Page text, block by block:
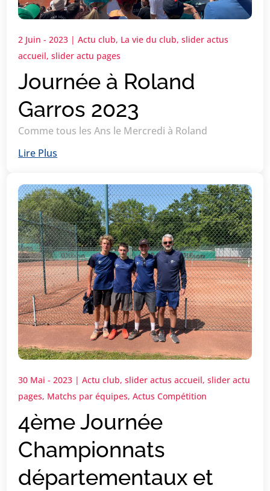
Journée à Roland
Garros 2023
2 Juin - 2023 |Actu club, La vie du club,slider actus
accueil,slider actu pages
Comme tous les Ans le Mercredi à Roland
Lire Plus
4ème Journée
Championnats
départementaux et
30 Mai - 2023 |Actu club,slider actus accueil,slider actu
pages, Matchs par équipes,Actus Compétition